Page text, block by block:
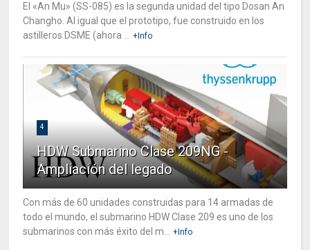
El «An Mu» (SS-085) es la segunda unidad del tipo Dosan An
Changho. Al igual que el prototipo, fue construido en los
astilleros DSME (ahora ...
+Info
4
HDW Submarino Clase 209NG -
Ampliación del legado
Con más de 60 unidades construidas para 14 armadas de
todo el mundo, el submarino HDW Clase 209 es uno de los
submarinos con más éxito del m...
+Info